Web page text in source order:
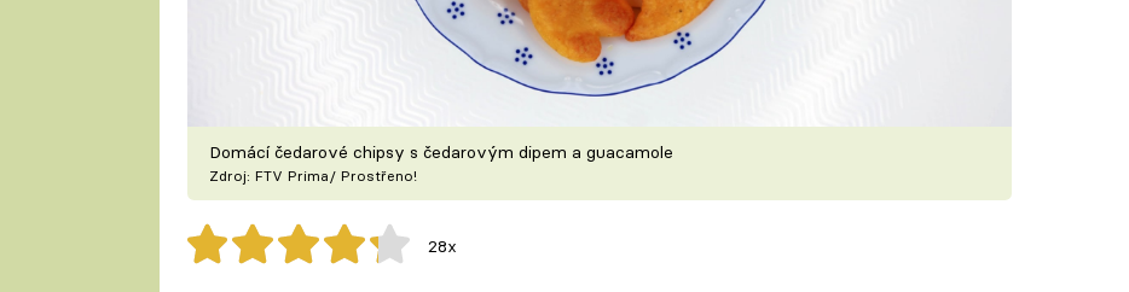
Domácí čedarové chipsy s čedarovým dipem a guacamole
Zdroj: FTV Prima/ Prostřeno!
28x